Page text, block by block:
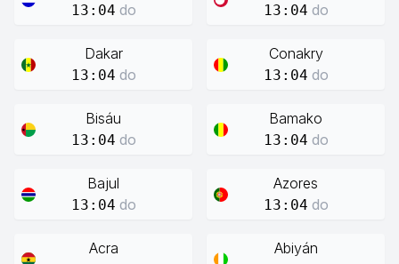
13:04 do 13:04 do
Dakar
13:04 do
Conakry
13:04 do
Bisáu
13:04 do
Bamako
13:04 do
Bajul
13:04 do
Azores
13:04 do
Acra Abiyán